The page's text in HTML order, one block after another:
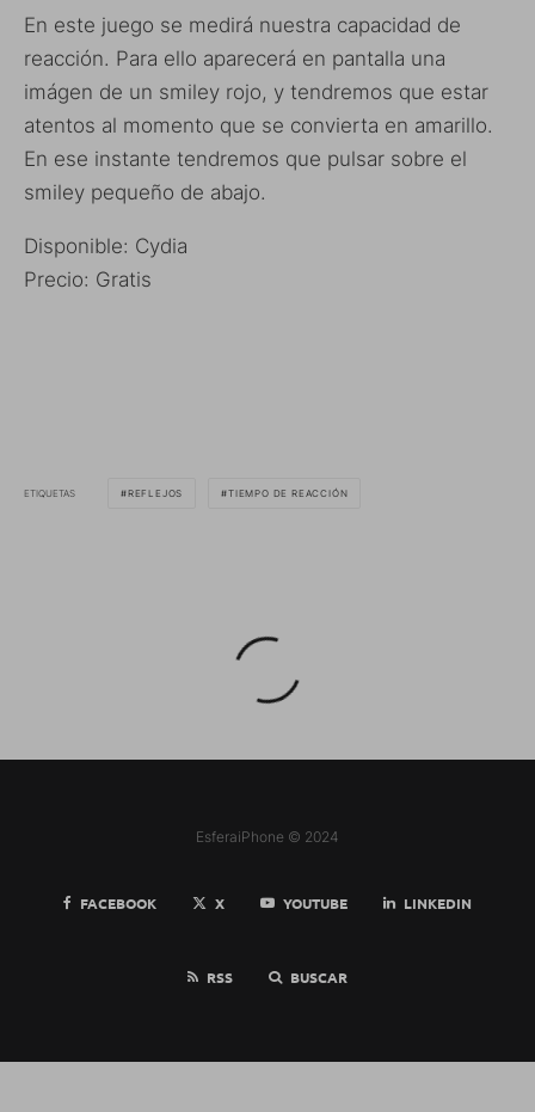
En este juego se medirá nuestra capacidad de
reacción. Para ello aparecerá en pantalla una
imágen de un smiley rojo, y tendremos que estar
atentos al momento que se convierta en amarillo.
En ese instante tendremos que pulsar sobre el
smiley pequeño de abajo.
Disponible: Cydia
Precio: Gratis
ETIQUETAS REFLEJOS TIEMPO DE REACCIÓN
EsferaiPhone © 2024
FACEBOOK X YOUTUBE LINKEDIN
RSS BUSCAR